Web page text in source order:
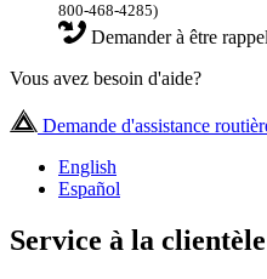
800-468-4285)
Demander à être
Vous avez besoin d'aide?
Demande d'assistance
English
Español
Service à la clientèle